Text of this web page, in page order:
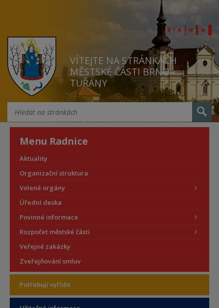
VÍTEJTE NA STRÁNKÁCH
MĚSTSKÉ ČÁSTI BRNO
TUŘANY
Menu Radnice
Aktuality
Organizační struktura
Volené orgány
Úřední deska
Povinné informace
Rozpočet městské části
Veřejné zakázky
Zveřejňování smluv
Potřebuji vyřídit